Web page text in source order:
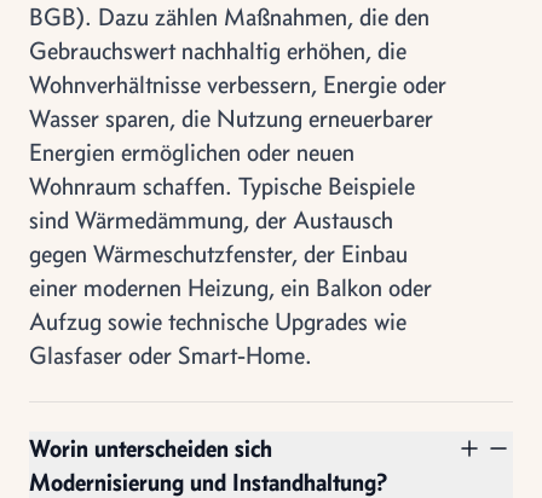
BGB). Dazu zählen Maßnahmen, die den
Gebrauchswert nachhaltig erhöhen, die
Wohnverhältnisse verbessern, Energie oder
Wasser sparen, die Nutzung erneuerbarer
Energien ermöglichen oder neuen
Wohnraum schaffen. Typische Beispiele
sind Wärmedämmung, der Austausch
gegen Wärmeschutzfenster, der Einbau
einer modernen Heizung, ein Balkon oder
Aufzug sowie technische Upgrades wie
Glasfaser oder Smart-Home.
Worin unterscheiden sich
Modernisierung und Instandhaltung?